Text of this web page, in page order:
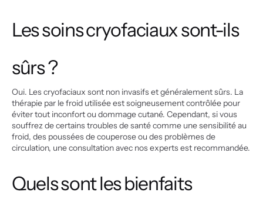
Les soins cryofaciaux sont-ils
sûrs ?
Oui. Les cryofaciaux sont non invasifs et généralement sûrs. La
thérapie par le froid utilisée est soigneusement contrôlée pour
éviter tout inconfort ou dommage cutané. Cependant, si vous
souffrez de certains troubles de santé comme une sensibilité au
froid, des poussées de couperose ou des problèmes de
circulation, une consultation avec nos experts est recommandée.
Quels sont les bienfaits